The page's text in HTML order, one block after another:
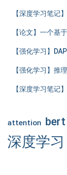
【深度学习笔记
【论文】一个基
【强化学习】
【强化学习】推
【深度学习笔记】
attention bert
深度学习